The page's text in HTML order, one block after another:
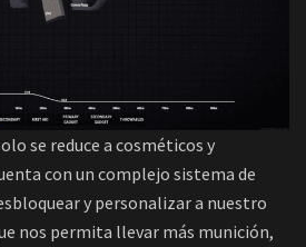
se reduce a cosméticos y
con un complejo sistema de
y personalizar a nuestro
nos permita llevar más munición,